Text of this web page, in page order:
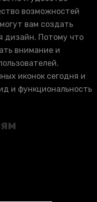
возможностей
вам создать
дизайн. Потому что
внимание и
иконок сегодня и
и функциональность